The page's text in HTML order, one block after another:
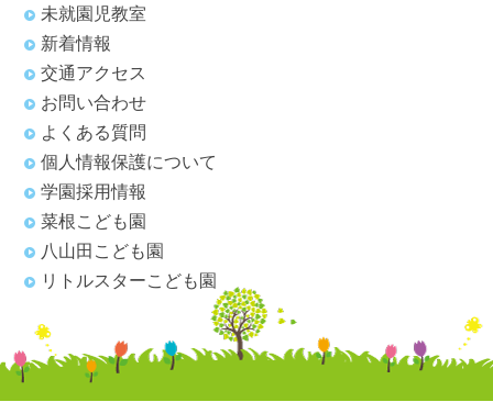
未就園児教室
新着情報
交通アクセス
お問い合わせ
よくある質問
個人情報保護について
学園採用情報
菜根こども園
八山田こども園
リトルスターこども園